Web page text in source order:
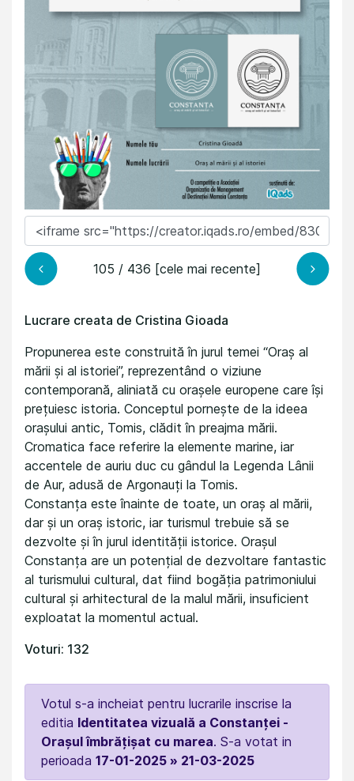
105 / 436 [cele mai recente]
Lucrare creata de Cristina Gioada
Propunerea este construită în jurul temei “Oraș al
mării și al istoriei”, reprezentând o viziune
contemporană, aliniată cu orașele europene care își
prețuiesc istoria. Conceptul pornește de la ideea
orașului antic, Tomis, clădit în preajma mării.
Cromatica face referire la elemente marine, iar
accentele de auriu duc cu gândul la Legenda Lânii
de Aur, adusă de Argonauți la Tomis.
Constanța este înainte de toate, un oraș al mării,
dar și un oraș istoric, iar turismul trebuie să se
dezvolte și în jurul identității istorice. Orașul
Constanța are un potențial de dezvoltare fantastic
al turismului cultural, dat fiind bogăția patrimoniului
cultural și arhitectural de la malul mării, insuficient
exploatat la momentul actual.
Voturi: 132
Votul s-a incheiat pentru lucrarile inscrise la
editia Identitatea vizuală a Constanței -
Orașul îmbrățișat cu marea. S-a votat in
perioada 17-01-2025 » 21-03-2025